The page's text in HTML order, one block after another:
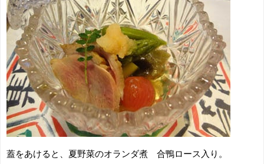
蓋をあけると、夏野菜のオランダ煮 合鴨ロース入り。